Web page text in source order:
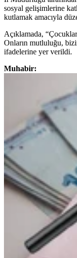
sosyal gelişimlerine
kutlamak amacıyla
Açıklamada,
Onların mutluluğu,
ifadelerine yer verildi.
Muhabir: